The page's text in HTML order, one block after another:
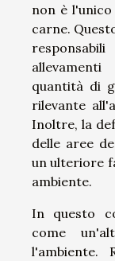
non è
carne.
quantità di
rilevante
Inoltre, la
delle aree
un ulteriore
ambiente.
In questo
come
l'ambiente.